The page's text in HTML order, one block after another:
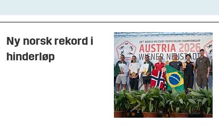
Ny norsk rekord i
hinderløp